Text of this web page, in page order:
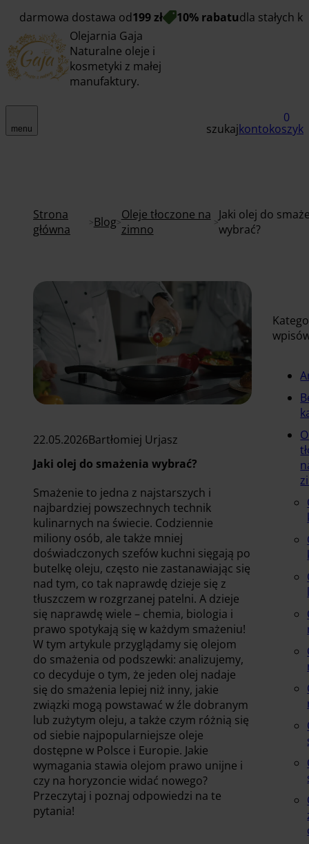
darmowa dostawa od199 zł 10% rabatudla stałych
Olejarnia Gaja
Naturalne oleje i
kosmetyki z małej
manufaktury.
menu szukajkonto
0
koszyk
Strona
główna
Blog Oleje tłoczone na
zimno
Jaki olej do
wybrać?
22.05.2026Bartłomiej Urjasz
Jaki olej do smażenia wybrać?
Smażenie to jedna z najstarszych i
najbardziej powszechnych technik
kulinarnych na świecie. Codziennie
miliony osób, ale także mniej
doświadczonych szefów kuchni sięgają po
butelkę oleju, często nie zastanawiając się
nad tym, co tak naprawdę dzieje się z
tłuszczem w rozgrzanej patelni. A dzieje
się naprawdę wiele – chemia, biologia i
prawo spotykają się w każdym smażeniu!
W tym artykule przyglądamy się olejom
do smażenia od podszewki: analizujemy,
co decyduje o tym, że jeden olej nadaje
się do smażenia lepiej niż inny, jakie
związki mogą powstawać w źle dobranym
lub zużytym oleju, a także czym różnią się
od siebie najpopularniejsze oleje
dostępne w Polsce i Europie. Jakie
wymagania stawia olejom prawo unijne i
czy na horyzoncie widać nowego?
Przeczytaj i poznaj odpowiedzi na te
pytania!